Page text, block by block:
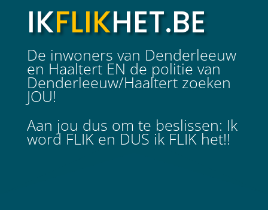
IKFLIKHET.BE
De inwoners van Denderleeuw
en Haaltert EN de politie van
Denderleeuw/Haaltert zoeken
JOU!
Aan jou dus om te beslissen: Ik
word FLIK en DUS ik FLIK het!!